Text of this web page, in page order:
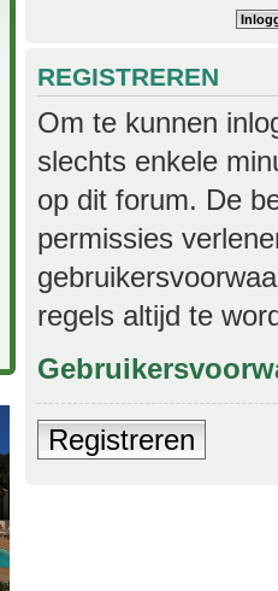
REGISTREREN
Om te kunnen
slechts enkele
op dit forum. De
permissies
regels altijd te
Registreren